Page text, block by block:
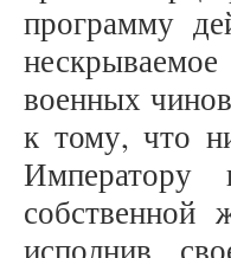
программу
военных
к тому, что